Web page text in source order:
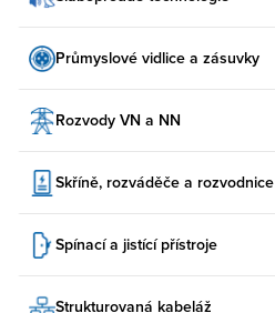
Průmyslové vidlice a zásuvky
Rozvody VN a NN
Skříně, rozváděče a rozvodnice
Spínací a jistící přístroje
Strukturovaná kabeláž